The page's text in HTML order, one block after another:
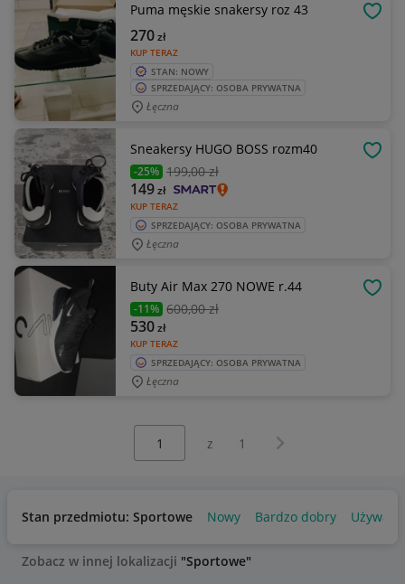
Puma męskie snakersy roz 43
KUP TERAZ
270zł
STAN: NOWY
SPRZEDAJĄCY: OSOBA PRYWATNA
Łęczna
Sneakersy HUGO BOSS rozm40
-25% 199,00 zł
KUP TERAZ
149zł
SPRZEDAJĄCY: OSOBA PRYWATNA
Łęczna
Buty Air Max 270 NOWE r.44
-11% 600,00 zł
KUP TERAZ
530zł
SPRZEDAJĄCY: OSOBA PRYWATNA
Łęczna
z 1 Następna strona
Stan przedmiotu: Sportowe Nowy Bardzo dobry Używany
Zobacz w innej lokalizacji "Sportowe"